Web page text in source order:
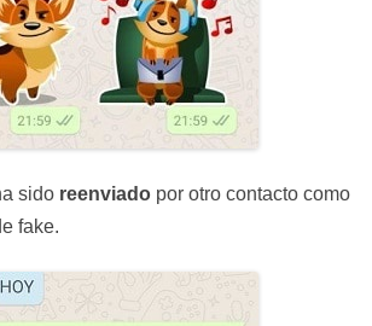
sido reenviado por otro contacto como
fake.